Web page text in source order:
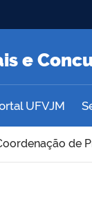
e
UFVJM
de